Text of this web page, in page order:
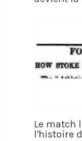
Le match
l'histoire